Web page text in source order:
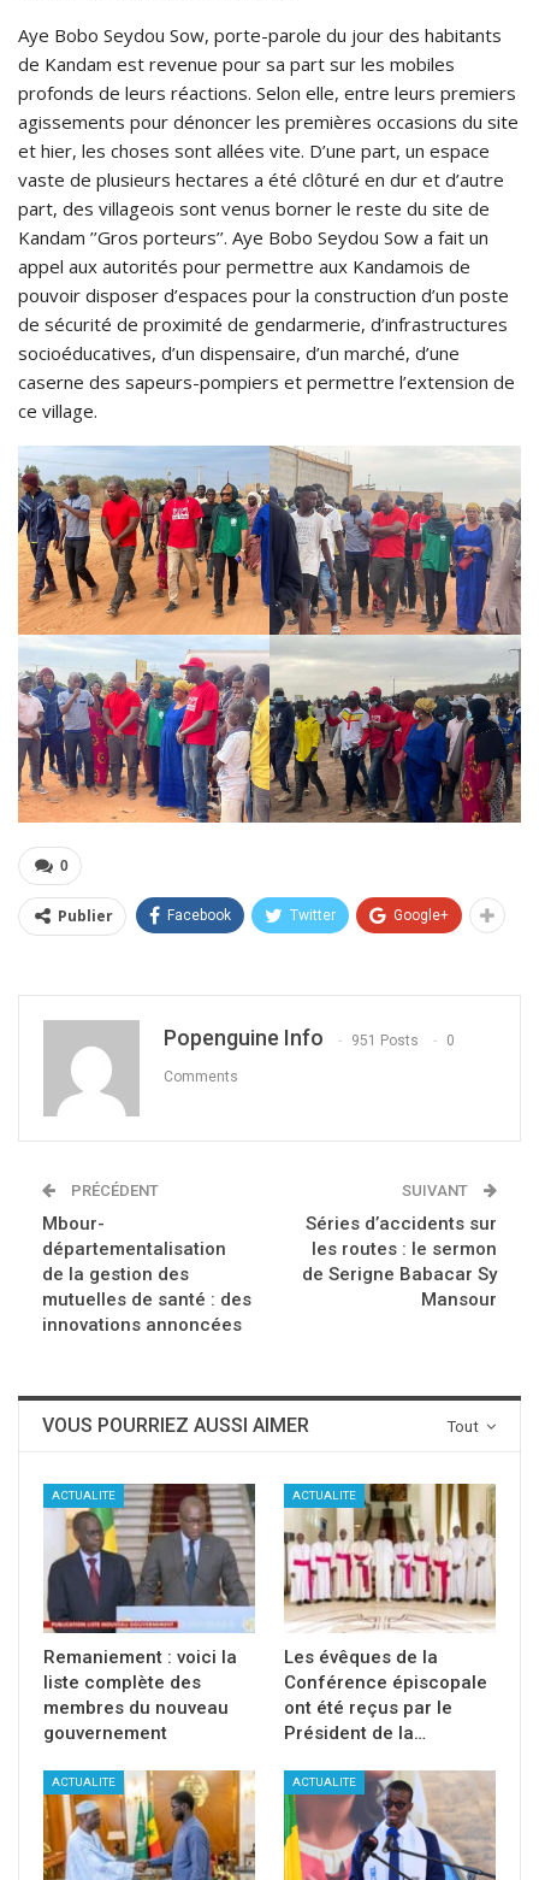
Aye Bobo Seydou Sow, porte-parole du jour des habitants
de Kandam est revenue pour sa part sur les mobiles
profonds de leurs réactions. Selon elle, entre leurs premiers
agissements pour dénoncer les premières occasions du site
et hier, les choses sont allées vite. D’une part, un espace
vaste de plusieurs hectares a été clôturé en dur et d’autre
part, des villageois sont venus borner le reste du site de
Kandam ’’Gros porteurs’’. Aye Bobo Seydou Sow a fait un
appel aux autorités pour permettre aux Kandamois de
pouvoir disposer d’espaces pour la construction d’un poste
de sécurité de proximité de gendarmerie, d’infrastructures
socioéducatives, d’un dispensaire, d’un marché, d’une
caserne des sapeurs-pompiers et permettre l’extension de
ce village.
0
Publier Facebook Twitter Google+
Popenguine Info 951 Posts 0
Comments
PRÉCÉDENT
Mbour-
départementalisation
de la gestion des
mutuelles de santé : des
innovations annoncées
SUIVANT
Séries d’accidents sur
les routes : le sermon
de Serigne Babacar Sy
Mansour
Tout
VOUS POURRIEZ AUSSI AIMER
ACTUALITE
Remaniement : voici la
liste complète des
membres du nouveau
gouvernement
ACTUALITE
Les évêques de la
Conférence épiscopale
ont été reçus par le
Président de la…
ACTUALITE ACTUALITE